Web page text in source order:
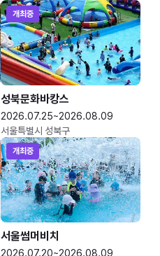
개최중
성북문화바캉스
2026.07.25~2026.08.09
서울특별시 성북구
개최중
서울썸머비치
2026.07.20~2026.08.09